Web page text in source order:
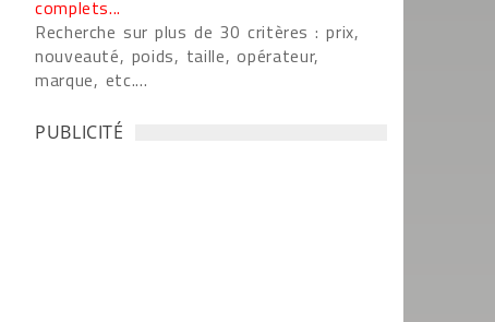
complets...
Recherche sur plus de 30 critères : prix,
nouveauté, poids, taille, opérateur,
marque, etc....
PUBLICITÉ